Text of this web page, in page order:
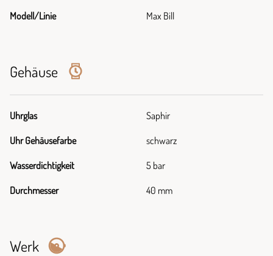
Modell/Linie Max Bill
Gehäuse
Uhrglas Saphir
Uhr Gehäusefarbe schwarz
Wasserdichtigkeit 5 bar
Durchmesser 40 mm
Werk